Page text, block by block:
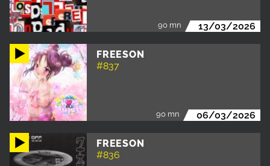
90 mn 13/03/2026
FREESON
#837
90 mn 06/03/2026
FREESON
#836